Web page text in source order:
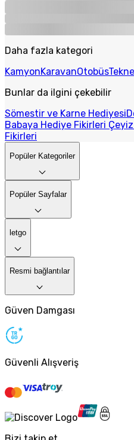
Daha fazla kategori
KamyonKaravanOtobüsTekne
Bunlar da ilgini çekebilir
Sömestir ve Karne Hediyesi
Babaya Hediye Fikirleri
Fikirleri
Popüler Kategoriler
Popüler Sayfalar
letgo
Resmi bağlantılar
Güven Damgası
Güvenli Alışveriş